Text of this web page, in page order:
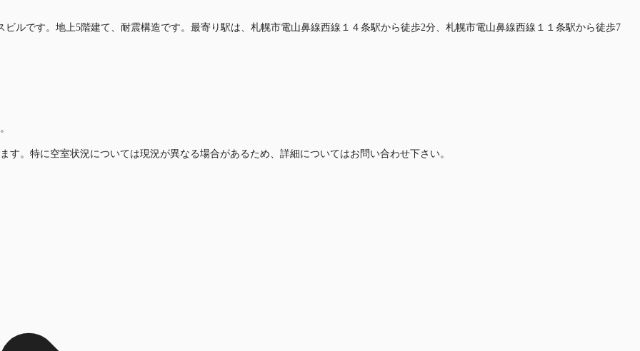
ビルです。地上5階建て、耐震構造です。最寄り駅は、札幌市電山鼻線西線１４条駅から徒歩2分、札幌市電山鼻線西線１１条駅から徒歩7
。特に空室状況については現況が異なる場合があるため、詳細についてはお問い合わせ下さい。